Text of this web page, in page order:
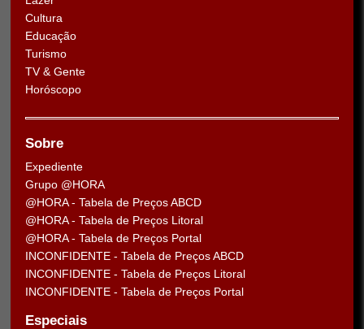
Cultura
Educação
Turismo
TV & Gente
Horóscopo
Sobre
Expediente
Grupo @HORA
@HORA - Tabela de Preços ABCD
@HORA - Tabela de Preços Litoral
@HORA - Tabela de Preços Portal
INCONFIDENTE - Tabela de Preços ABCD
INCONFIDENTE - Tabela de Preços Litoral
INCONFIDENTE - Tabela de Preços Portal
Especiais